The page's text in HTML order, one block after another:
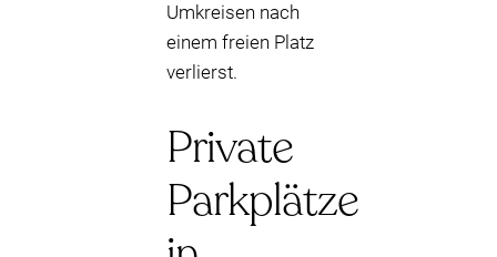
Umkreisen nach
einem freien Platz
verlierst.
Private
Parkplätze